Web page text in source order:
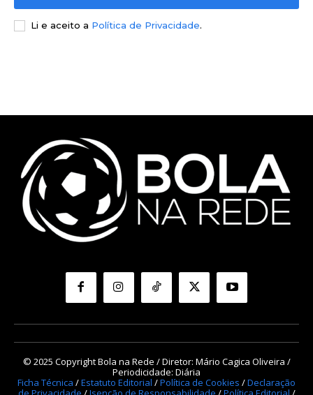
Li e aceito a Política de Privacidade.
© 2025 Copyright Bola na Rede / Diretor: Mário Cagica Oliveira /
Periodicidade: Diária
Ficha Técnica /Estatuto Editorial /Política de Cookies /Declaração